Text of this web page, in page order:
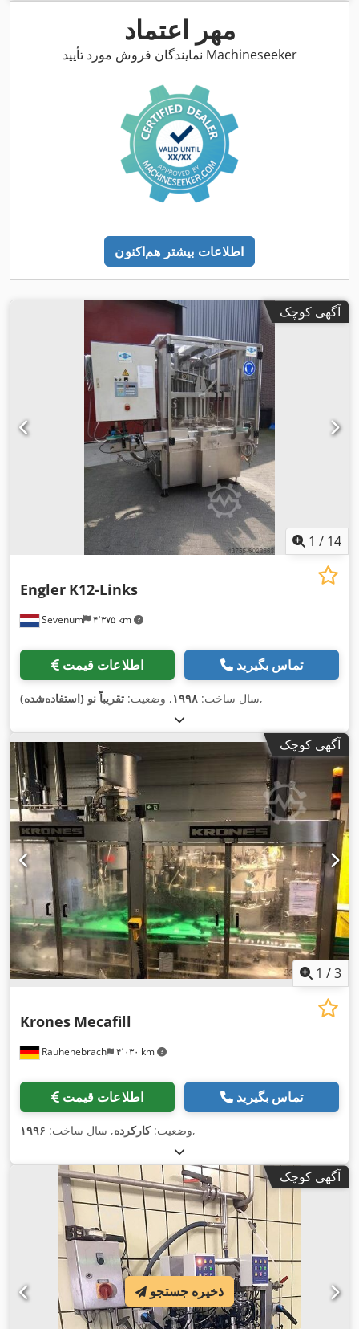
مهر اعتماد
نمایندگان فروش مورد تأیید Machineseeker
اطلاعات بیشتر هم‌اکنون
آگهی کوچک
1 / 14
Sevenum ۴٬۳۷۵ km
Engler K12-Links
اطلاعات قیمت تماس بگیرید
سال ساخت: ۱۹۹۸, وضعیت: تقریباً نو (استفاده‌شده) ,
آگهی کوچک
1 /3
Rauhenebrach ۴٬۰۳۰ km
Krones Mecafill
اطلاعات قیمت تماس بگیرید
وضعیت:کارکرده, سال ساخت: ۱۹۹۶ ,
آگهی کوچک
ذخیره جستجو